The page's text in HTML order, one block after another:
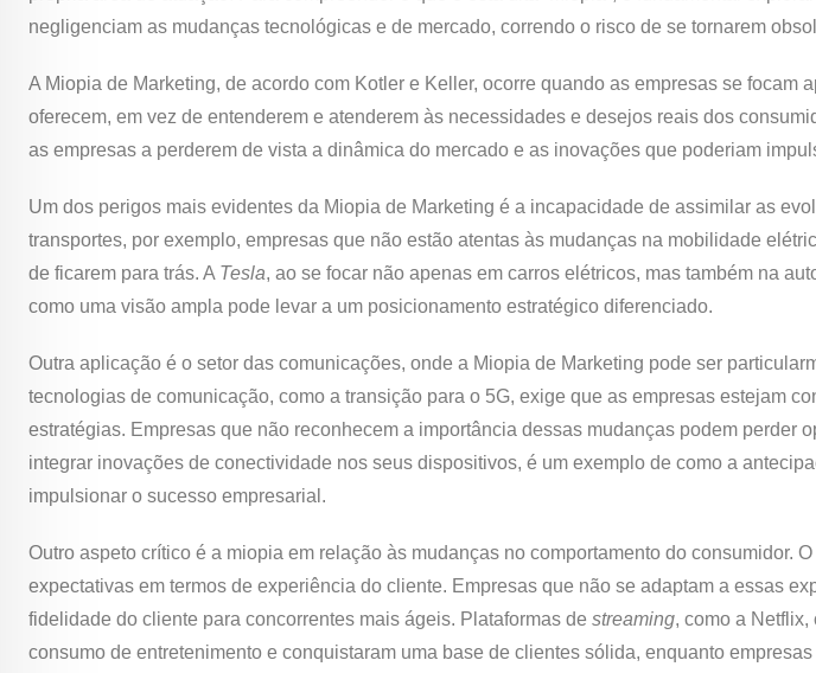
negligenciam as mudanças tecnológicas e de mercado, correndo o risco de se tornarem
A Miopia de Marketing, de acordo com Kotler e Keller, ocorre quando as empresas se focam
oferecem, em vez de entenderem e atenderem às necessidades e desejos reais dos
as empresas a perderem de vista a dinâmica do mercado e as inovações que poderiam
Um dos perigos mais evidentes da Miopia de Marketing é a incapacidade de assimilar as
transportes, por exemplo, empresas que não estão atentas às mudanças na mobilidade
de ficarem para trás. A Tesla, ao se focar não apenas em carros elétricos, mas também na
como uma visão ampla pode levar a um posicionamento estratégico diferenciado.
Outra aplicação é o setor das comunicações, onde a Miopia de Marketing pode ser
tecnologias de comunicação, como a transição para o 5G, exige que as empresas estejam
estratégias. Empresas que não reconhecem a importância dessas mudanças podem perder
integrar inovações de conectividade nos seus dispositivos, é um exemplo de como a
impulsionar o sucesso empresarial.
Outro aspeto crítico é a miopia em relação às mudanças no comportamento do consumidor.
expectativas em termos de experiência do cliente. Empresas que não se adaptam a essas
fidelidade do cliente para concorrentes mais ágeis. Plataformas de streaming, como a
consumo de entretenimento e conquistaram uma base de clientes sólida, enquanto